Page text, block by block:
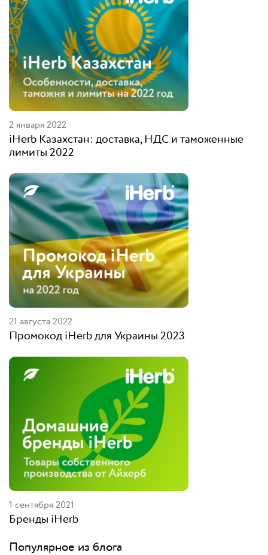
2 января 2022
iHerb Казахстан: доставка, НДС и таможенные
лимиты 2022
21 августа 2022
Промокод iHerb для Украины 2023
1 сентября 2021
Бренды iHerb
Популярное из блога